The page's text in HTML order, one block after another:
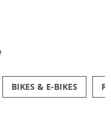
BIKES & E-BIKES